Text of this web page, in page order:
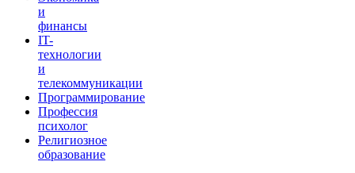
и
финансы
IT-
технологии
и
телекоммуникации
Программирование
Профессия
психолог
Религиозное
образование